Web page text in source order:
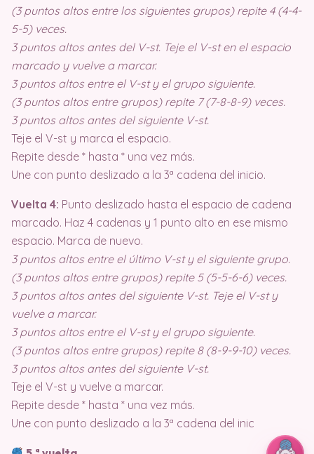
(3 puntos altos entre los siguientes grupos) repite 4 (4-4-
5-5) veces.
3 puntos altos antes del V-st. Teje el V-st en el espacio
marcado y vuelve a marcar.
3 puntos altos entre el V-st y el grupo siguiente.
(3 puntos altos entre grupos) repite 7 (7-8-8-9) veces.
3 puntos altos antes del siguiente V-st.
Teje el V-st y marca el espacio.
Repite desde * hasta * una vez más.
Une con punto deslizado a la 3ª cadena del inicio.
Vuelta 4: Punto deslizado hasta el espacio de cadena
marcado. Haz 4 cadenas y 1 punto alto en ese mismo
espacio. Marca de nuevo.
3 puntos altos entre el último V-st y el siguiente grupo.
(3 puntos altos entre grupos) repite 5 (5-5-6-6) veces.
3 puntos altos antes del siguiente V-st. Teje el V-st y
vuelve a marcar.
3 puntos altos entre el V-st y el grupo siguiente.
(3 puntos altos entre grupos) repite 8 (8-9-9-10) veces.
3 puntos altos antes del siguiente V-st.
Teje el V-st y vuelve a marcar.
Repite desde * hasta * una vez más.
Une con punto deslizado a la 3ª cadena del inic